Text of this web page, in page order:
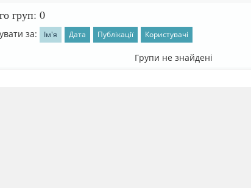
груп: 0
за: Ім'я Дата Публікації Користувачі
Групи не знайдені